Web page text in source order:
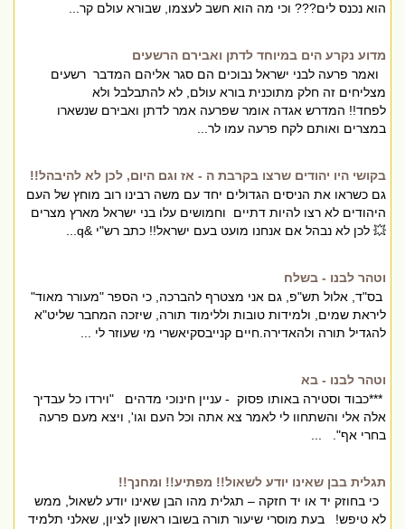
הוא נכנס לים??? וכי מה הוא חשב לעצמו, שבורא עולם קר...
מדוע נקרע הים במיוחד לדתן ואבירם הרשעים
ואמר פרעה לבני ישראל נבוכים הם סגר אליהם המדבר רשעים
מצליחים זה חלק מתוכנית בורא עולם, לא להתבלבל ולא
לפחד!! המדרש אגדה אומר שפרעה אמר לדתן ואבירם שנשארו
במצרים ואותם לקח פרעה עמו לר...
בקושי היו יהודים שרצו בקרבת ה - אז וגם היום, לכן לא להיבהל!!
גם כשראו את הניסים הגדולים יחד עם משה רבינו רוב מוחץ של העם
היהודים לא רצו להיות דתיים וחמושים עלו בני ישראל מארץ מצרים
💥 לכן לא נבהל אם אנחנו מועט בעם ישראל!! כתב רש"י &q...
וטהר לבנו - בשלח
בס"ד, אלול תש"פ, גם אני מצטרף להברכה, כי הספר "מעורר מאוד"
ליראת שמים, ולמידות טובות וללימוד תורה, שיזכה המחבר שליט"א
להגדיל תורה ולהאדירה.חיים קנייבסקיאשרי מי שעוזר לי ...
וטהר לבנו - בא
***כבוד וסטירה באותו פסוק - עניין חינוכי מדהים "וירדו כל עבדיך
אלה אלי והשתחוו לי לאמר צא אתה וכל העם וגו', ויצא מעם פרעה
בחרי אף". ...
תגלית בבן שאינו יודע לשאול!! מפתיע!! ומחנך!!
כי בחוזק יד או יד חזקה – תגלית מהו הבן שאינו יודע לשאול, ממש
לא טיפש! בעת מוסרי שיעור תורה בשובו ראשון לציון, שאלני תלמיד